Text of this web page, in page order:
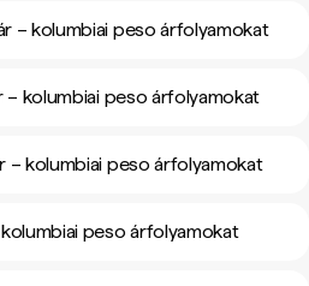
– kolumbiai peso árfolyamokat
– kolumbiai peso árfolyamokat
– kolumbiai peso árfolyamokat
peso árfolyamokat